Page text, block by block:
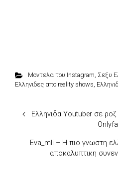
Μοντελα του Instagram, Σεξυ
Ελληνιδες απο reality shows,
Ελληνιδα Youtuber σε
Eva_mli – Η πιο γνωστη
αποκαλυπτικη